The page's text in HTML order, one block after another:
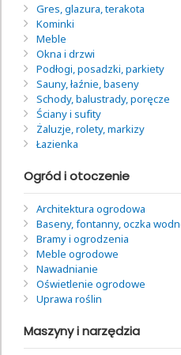
Gres, glazura, terakota
Kominki
Meble
Okna i drzwi
Podłogi, posadzki, parkiety
Sauny, łaźnie, baseny
Schody, balustrady, poręcze
Ściany i sufity
Żaluzje, rolety, markizy
Łazienka
Ogród i otoczenie
Architektura ogrodowa
Baseny, fontanny, oczka
Bramy i ogrodzenia
Meble ogrodowe
Nawadnianie
Oświetlenie ogrodowe
Uprawa roślin
Maszyny i narzędzia